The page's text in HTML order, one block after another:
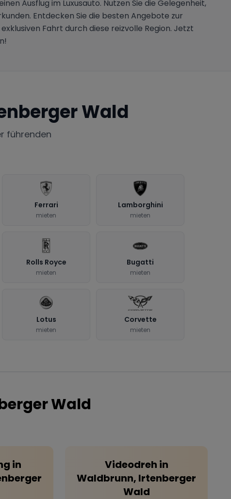
Ausflug im Luxusauto. Nutzen Sie die Gelegenheit,
Entdecken Sie die besten Angebote zur
Fahrt durch diese reizvolle Region. Jetzt
Wald
führenden
Ferrari
mieten
Lamborghini
mieten
Rolls Royce
mieten
Bugatti
mieten
Lotus
mieten
Corvette
mieten
Wald
in
Videodreh in
Waldbrunn, Irtenberger
Wald